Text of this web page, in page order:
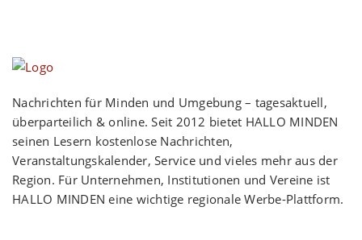
Nachrichten für Minden und Umgebung – tagesaktuell,
überparteilich & online. Seit 2012 bietet HALLO MINDEN
seinen Lesern kostenlose Nachrichten,
Veranstaltungskalender, Service und vieles mehr aus der
Region. Für Unternehmen, Institutionen und Vereine ist
HALLO MINDEN eine wichtige regionale Werbe-Plattform.